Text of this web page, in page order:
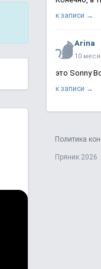
к записи →
Arina
10
это Sonny
к записи →
Политика
Пряник 2026